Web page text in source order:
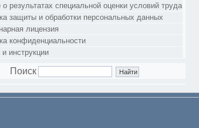
результатах специальной оценки условий труда
защиты и обработки персональных данных
лицензия
конфиденциальности
инструкции
Поиск